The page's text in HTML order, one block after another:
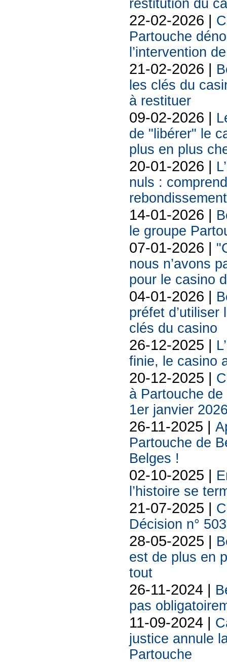
restitution du
22-02-2026 |
Partouche
l’intervention
21-02-2026 |
les clés du
à restituer
09-02-2026 |
de "libérer" le
plus en plus
20-01-2026 |
nuls :
14-01-2026 |
le groupe
07-01-2026 |
nous n’avons
pour le casino
04-01-2026 |
préfet
clés du casino
26-12-2025 |
finie, le casino
20-12-2025 |
à Partouche
1er janvier
26-11-2025 |
Partouche de
Belges !
02-10-2025 |
l’histoire se
21-07-2025 |
Décision n°
28-05-2025 |
est de plus en
tout
26-11-2024 |
pas
11-09-2024 |
justice annule
Partouche